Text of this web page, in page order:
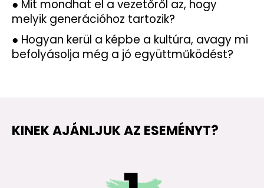
● Mit mondhat el a vezetőről az, hogy
melyik generációhoz tartozik?
● Hogyan kerül a képbe a kultúra, avagy mi
befolyásolja még a jó együttműködést?
KINEK AJÁNLJUK AZ ESEMÉNYT?